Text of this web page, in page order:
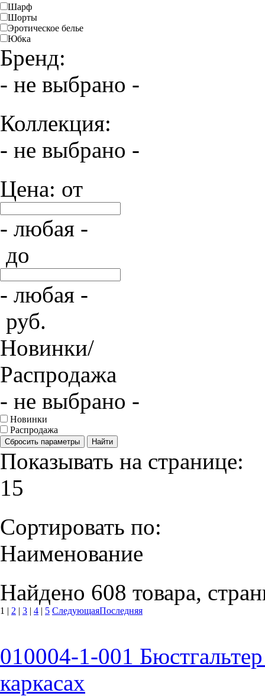
Шарф
Шорты
Эротическое белье
Юбка
Бренд:
- не выбрано -
Коллекция:
- не выбрано -
Цена: от
- любая -
до
- любая -
руб.
Новинки/
Распродажа
- не выбрано -
Новинки
Распродажа
Сбросить параметры Найти
Показывать на странице:
15
Сортировать по:
Наименование
Найдено 608 товара,
1 | 2 | 3 | 4 | 5 СледующаяПоследняя
010004-1-001
каркасах